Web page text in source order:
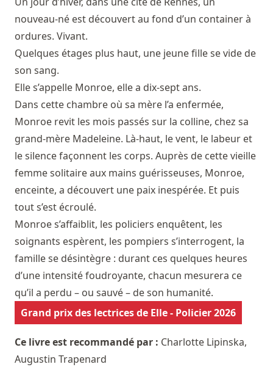
nouveau-né est découvert au fond d’un container à
ordures. Vivant.
Quelques étages plus haut, une jeune fille se vide de
son sang.
Elle s’appelle Monroe, elle a dix-sept ans.
Dans cette chambre où sa mère l’a enfermée,
Monroe revit les mois passés sur la colline, chez sa
grand-mère Madeleine. Là-haut, le vent, le labeur et
le silence façonnent les corps. Auprès de cette vieille
femme solitaire aux mains guérisseuses, Monroe,
enceinte, a découvert une paix inespérée. Et puis
tout s’est écroulé.
Monroe s’affaiblit, les policiers enquêtent, les
soignants espèrent, les pompiers s’interrogent, la
famille se désintègre : durant ces quelques heures
d’une intensité foudroyante, chacun mesurera ce
qu’il a perdu – ou sauvé – de son humanité.
Grand prix des lectrices de Elle - Policier 2026
Ce livre est recommandé par : Charlotte Lipinska,
Augustin Trapenard